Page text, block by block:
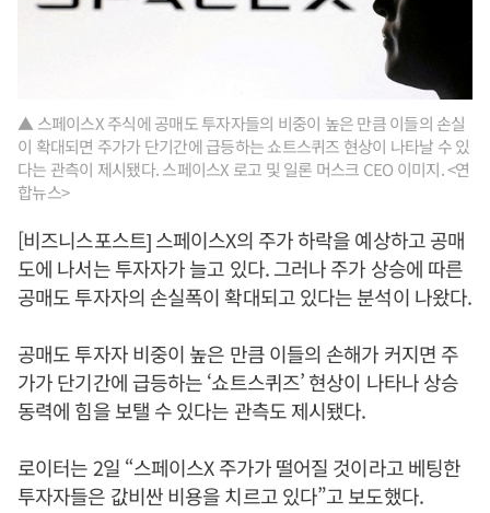
▲ 스페이스X 주식에 공매도 투자자들의 비중이 높은 만큼 이들의 손실
이 확대되면 주가가 단기간에 급등하는 쇼트스퀴즈 현상이 나타날 수 있
다는 관측이 제시됐다. 스페이스X 로고 및 일론 머스크 CEO 이미지. <연
합뉴스>
[비즈니스포스트] 스페이스X의 주가 하락을 예상하고 공매
도에 나서는 투자자가 늘고 있다. 그러나 주가 상승에 따른
공매도 투자자의 손실폭이 확대되고 있다는 분석이 나왔다.
공매도 투자자 비중이 높은 만큼 이들의 손해가 커지면 주
가가 단기간에 급등하는 ‘쇼트스퀴즈’ 현상이 나타나 상승
동력에 힘을 보탤 수 있다는 관측도 제시됐다.
로이터는 2일 “스페이스X 주가가 떨어질 것이라고 베팅한
투자자들은 값비싼 비용을 치르고 있다”고 보도했다.